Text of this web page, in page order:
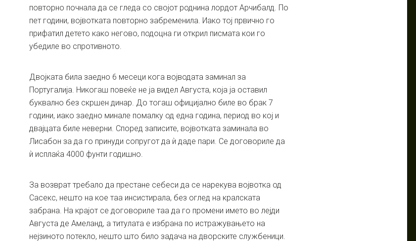
повторно почнала да се гледа со својот роднина лордот Арчибалд. По
пет години, војвотката повторно забременила. Иако тој првично го
прифатил детето како негово, подоцна ги открил писмата кои го
убедиле во спротивното.
Двојката била заедно 6 месеци кога војводата заминал за
Португалија. Никогаш повеќе не ја видел Августа, која ја оставил
буквално без скршен динар. До тогаш официјално биле во брак 7
години, иако заедно минале помалку од една година, период во кој и
двајцата биле неверни. Според записите, војвотката заминала во
Лисабон за да го принуди сопругот да ѝ даде пари. Се договориле да
ѝ исплаќа 4000 фунти годишно.
За возврат требало да престане себеси да се нарекува војвотка од
Сасекс, нешто на кое таа инсистирала, без оглед на кралската
забрана. На крајот се договориле таа да го промени името во лејди
Августа де Амеланд, а титулата е избрана по истражувањето на
нејзиното потекло, нешто што било задача на дворските службеници.